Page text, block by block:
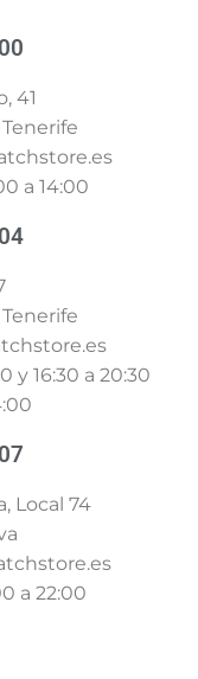
41
a 14:00
y 16:30 a 20:30
Local 74
a 22:00